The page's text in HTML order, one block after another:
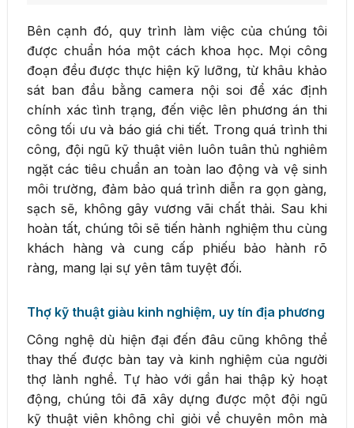
Bên cạnh đó, quy trình làm việc của chúng tôi
được chuẩn hóa một cách khoa học. Mọi công
đoạn đều được thực hiện kỹ lưỡng, từ khâu khảo
sát ban đầu bằng camera nội soi để xác định
chính xác tình trạng, đến việc lên phương án thi
công tối ưu và báo giá chi tiết. Trong quá trình thi
công, đội ngũ kỹ thuật viên luôn tuân thủ nghiêm
ngặt các tiêu chuẩn an toàn lao động và vệ sinh
môi trường, đảm bảo quá trình diễn ra gọn gàng,
sạch sẽ, không gây vương vãi chất thải. Sau khi
hoàn tất, chúng tôi sẽ tiến hành nghiệm thu cùng
khách hàng và cung cấp phiếu bảo hành rõ
ràng, mang lại sự yên tâm tuyệt đối.
Thợ kỹ thuật giàu kinh nghiệm, uy tín địa phương
Công nghệ dù hiện đại đến đâu cũng không thể
thay thế được bàn tay và kinh nghiệm của người
thợ lành nghề. Tự hào với gần hai thập kỷ hoạt
động, chúng tôi đã xây dựng được một đội ngũ
kỹ thuật viên không chỉ giỏi về chuyên môn mà